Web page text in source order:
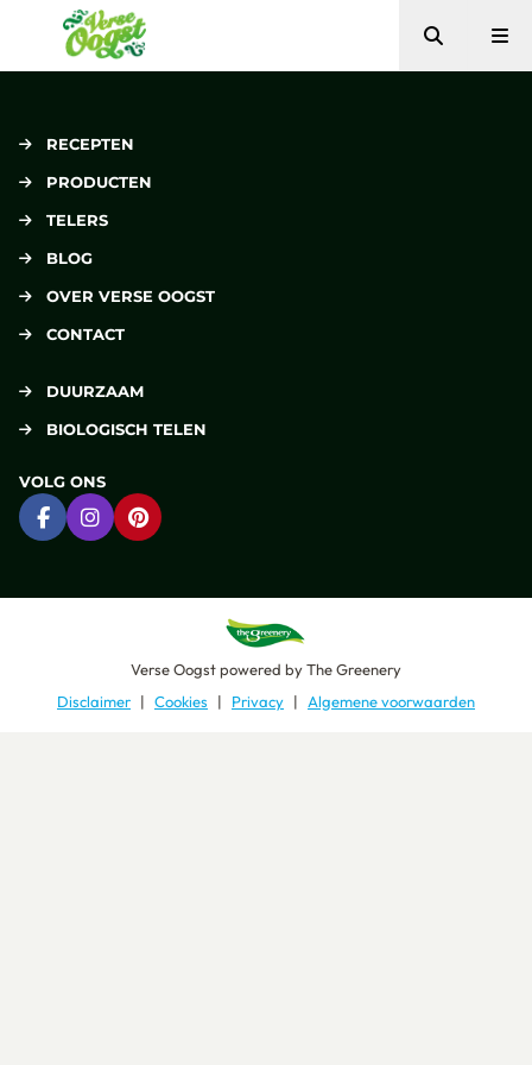
Verse Oogst
Zoeken
RECEPTEN
PRODUCTEN
TELERS
BLOG
OVER VERSE OOGST
CONTACT
DUURZAAM
BIOLOGISCH TELEN
VOLG ONS
Ga naar Facebook
Ga naar Instagram
Ga naar Pinterest
Verse Oogstpowered byThe Greenery
Disclaimer
Cookies Privacy Algemene voorwaarden